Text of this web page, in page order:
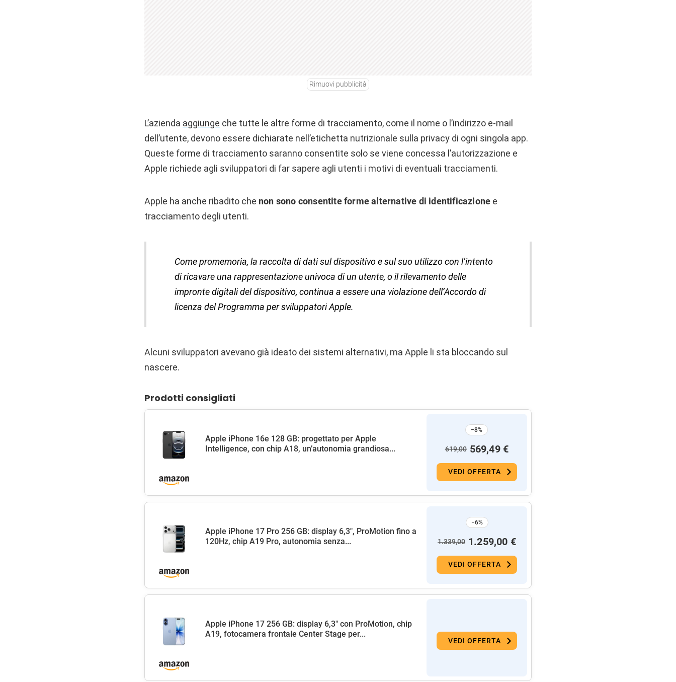
Rimuovi pubblicità
L’azienda aggiunge che tutte le altre forme di tracciamento, come il nome o l’indirizzo e-mail
dell’utente, devono essere dichiarate nell’etichetta nutrizionale sulla privacy di ogni singola app.
Queste forme di tracciamento saranno consentite solo se viene concessa l’autorizzazione e
Apple richiede agli sviluppatori di far sapere agli utenti i motivi di eventuali tracciamenti.
Apple ha anche ribadito che non sono consentite forme alternative di identificazione e
tracciamento degli utenti.
Come promemoria, la raccolta di dati sul dispositivo e sul suo utilizzo con l’intento
di ricavare una rappresentazione univoca di un utente, o il rilevamento delle
impronte digitali del dispositivo, continua a essere una violazione dell’Accordo di
licenza del Programma per sviluppatori Apple.
Alcuni sviluppatori avevano già ideato dei sistemi alternativi, ma Apple li sta bloccando sul
nascere.
Prodotti consigliati
Apple iPhone 16e 128 GB: progettato per Apple
Intelligence, con chip A18, un’autonomia grandiosa...
−8%
619,00 569,49 €
VEDI OFFERTA
Apple iPhone 17 Pro 256 GB: display 6,3", ProMotion fino a
120Hz, chip A19 Pro, autonomia senza...
−6%
1.339,00 1.259,00 €
VEDI OFFERTA
Apple iPhone 17 256 GB: display 6,3" con ProMotion, chip
A19, fotocamera frontale Center Stage per...
VEDI OFFERTA